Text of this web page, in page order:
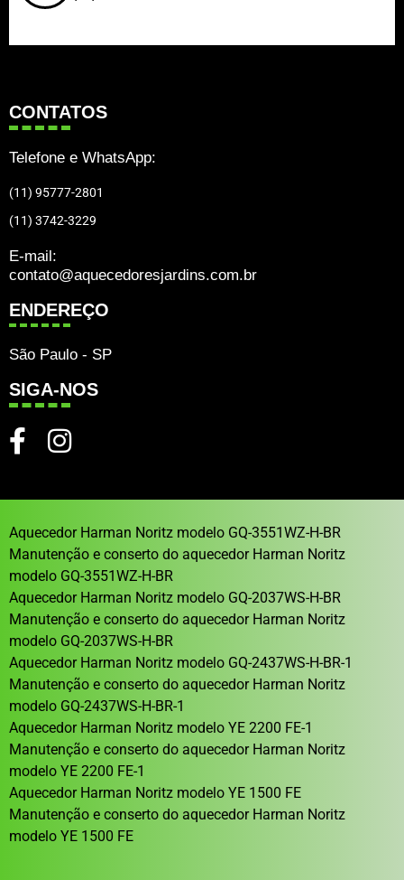
CONTATOS
Telefone e WhatsApp:
(11) 95777-2801
(11) 3742-3229
E-mail:
contato@aquecedoresjardins.com.br
ENDEREÇO
São Paulo - SP
SIGA-NOS
Aquecedor Harman Noritz modelo GQ-3551WZ-H-BR
Manutenção e conserto do aquecedor Harman Noritz
modelo GQ-3551WZ-H-BR
Aquecedor Harman Noritz modelo GQ-2037WS-H-BR
Manutenção e conserto do aquecedor Harman Noritz
modelo GQ-2037WS-H-BR
Aquecedor Harman Noritz modelo GQ-2437WS-H-BR-1
Manutenção e conserto do aquecedor Harman Noritz
modelo GQ-2437WS-H-BR-1
Aquecedor Harman Noritz modelo YE 2200 FE-1
Manutenção e conserto do aquecedor Harman Noritz
modelo YE 2200 FE-1
Aquecedor Harman Noritz modelo YE 1500 FE
Manutenção e conserto do aquecedor Harman Noritz
modelo YE 1500 FE